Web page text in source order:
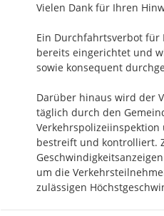
Vielen Dank für Ihren
Ein Durchfahrtsverbot für
bereits eingerichtet und
sowie konsequent
Darüber hinaus wird der
täglich durch den
bestreift und kontrolliert.
um die
zulässigen